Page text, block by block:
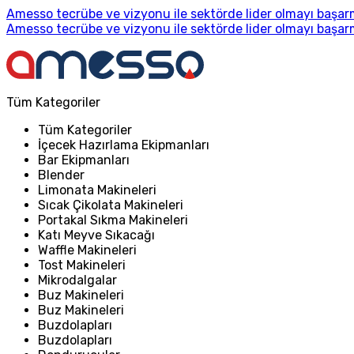
Amesso tecrübe ve vizyonu ile sektörde lider olmayı
Amesso tecrübe ve vizyonu ile sektörde lider olmayı
Tüm Kategoriler
Tüm Kategoriler
İçecek Hazırlama Ekipmanları
Bar Ekipmanları
Blender
Limonata Makineleri
Sıcak Çikolata Makineleri
Portakal Sıkma Makineleri
Katı Meyve Sıkacağı
Waffle Makineleri
Tost Makineleri
Mikrodalgalar
Buz Makineleri
Buz Makineleri
Buzdolapları
Buzdolapları